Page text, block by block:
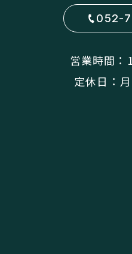
052-
営業時間：
定休日：